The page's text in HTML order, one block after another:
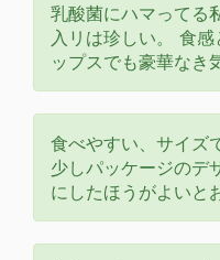
乳酸菌にハマってる
入リは珍しい。 食
ップスでも豪華なき
食べやすい、サイズ
少しパッケージのデ
にしたほうがよいと